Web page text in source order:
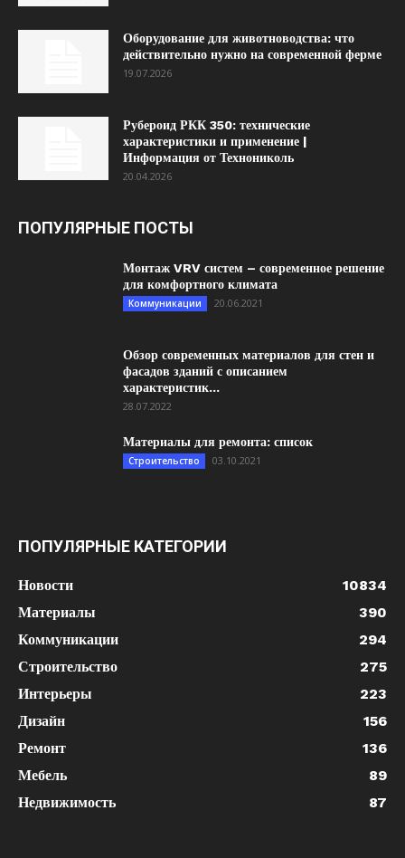
Оборудование для животноводства: что
действительно нужно на современной ферме
19.07.2026
Рубероид РКК 350: технические
характеристики и применение |
Информация от Технониколь
20.04.2026
ПОПУЛЯРНЫЕ ПОСТЫ
Монтаж VRV систем – современное решение
для комфортного климата
Коммуникации 20.06.2021
Обзор современных материалов для стен и
фасадов зданий с описанием
характеристик...
28.07.2022
Материалы для ремонта: список
Строительство 03.10.2021
ПОПУЛЯРНЫЕ КАТЕГОРИИ
Новости
10834
Материалы
390
Коммуникации
294
Строительство
275
Интерьеры
223
Дизайн
156
Ремонт
136
Мебель
89
Недвижимость
87